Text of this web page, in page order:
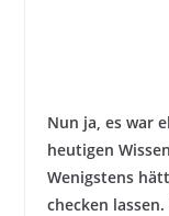
Nun ja, es war
heutigen
Wenigstens
checken